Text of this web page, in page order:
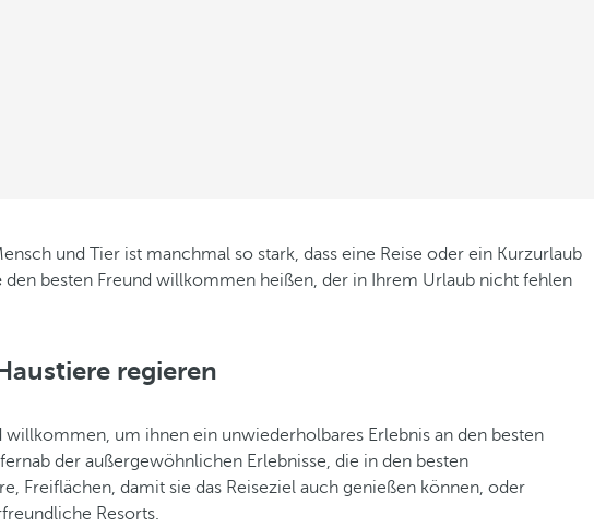
und Tier ist manchmal so stark, dass eine Reise oder ein Kurzurlaub
den besten Freund willkommen heißen, der in Ihrem Urlaub nicht fehlen
regieren
um ihnen ein unwiederholbares Erlebnis an den besten
der außergewöhnlichen Erlebnisse, die in den besten
Freiflächen, damit sie das Reiseziel auch genießen können, oder
Resorts.